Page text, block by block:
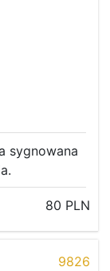
sygnowana
80 PLN
9826